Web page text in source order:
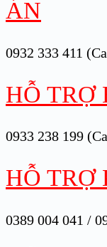
ÁN
0932 333 411
HỖ TRỢ
0933 238 199
HỖ
0389 004 041 /